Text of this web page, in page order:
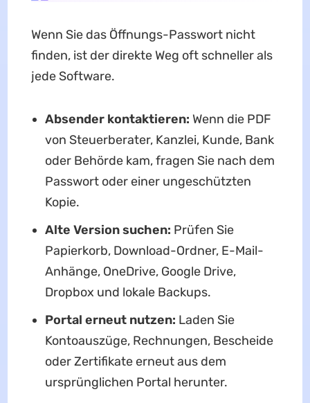
Wenn Sie das Öffnungs-Passwort nicht
finden, ist der direkte Weg oft schneller als
jede Software.
Absender kontaktieren: Wenn die PDF
von Steuerberater, Kanzlei, Kunde, Bank
oder Behörde kam, fragen Sie nach dem
Passwort oder einer ungeschützten
Kopie.
Alte Version suchen: Prüfen Sie
Papierkorb, Download-Ordner, E-Mail-
Anhänge, OneDrive, Google Drive,
Dropbox und lokale Backups.
Portal erneut nutzen: Laden Sie
Kontoauszüge, Rechnungen, Bescheide
oder Zertifikate erneut aus dem
ursprünglichen Portal herunter.